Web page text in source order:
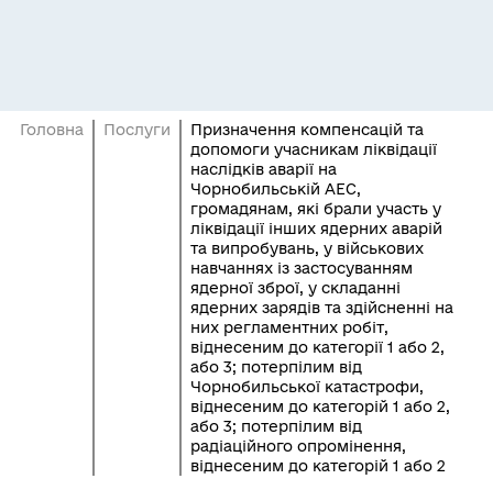
Головна Послуги
Призначення компенсацій та
допомоги учасникам ліквідації
наслідків аварії на
Чорнобильській АЕС,
громадянам, які брали участь у
ліквідації інших ядерних аварій
та випробувань, у військових
навчаннях із застосуванням
ядерної зброї, у складанні
ядерних зарядів та здійсненні на
них регламентних робіт,
віднесеним до категорії 1 або 2,
або 3; потерпілим від
Чорнобильської катастрофи,
віднесеним до категорій 1 або 2,
або 3; потерпілим від
радіаційного опромінення,
віднесеним до категорій 1 або 2